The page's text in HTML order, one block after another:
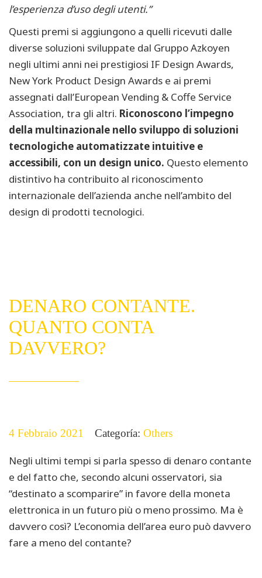
l’esperienza d’uso degli utenti.”
Questi premi si aggiungono a quelli ricevuti dalle
diverse soluzioni sviluppate dal Gruppo Azkoyen
negli ultimi anni nei prestigiosi IF Design Awards,
New York Product Design Awards e ai premi
assegnati dall’European Vending & Coffe Service
Association, tra gli altri. Riconoscono l’impegno
della multinazionale nello sviluppo di soluzioni
tecnologiche automatizzate intuitive e
accessibili, con un design unico. Questo elemento
distintivo ha contribuito al riconoscimento
internazionale dell’azienda anche nell’ambito del
design di prodotti tecnologici.
DENARO CONTANTE.
QUANTO CONTA
DAVVERO?
4 Febbraio 2021 Categoría: Others
Negli ultimi tempi si parla spesso di denaro contante
e del fatto che, secondo alcuni osservatori, sia
“destinato a scomparire” in favore della moneta
elettronica in un futuro più o meno prossimo. Ma è
davvero così? L’economia dell’area euro può davvero
fare a meno del contante?